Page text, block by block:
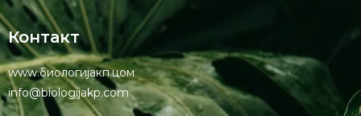
Контакт
www.биологијакп.цом
info@biologijakp.com